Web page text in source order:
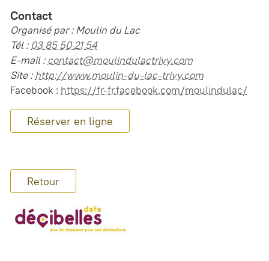
Contact
Organisé par : Moulin du Lac
Tél : 03 85 50 21 54
E-mail :contact@moulindulactrivy.com
Site :http://www.moulin-du-lac-trivy.com
Facebook : https://fr-fr.facebook.com/moulindulac/
Réserver en ligne
Retour